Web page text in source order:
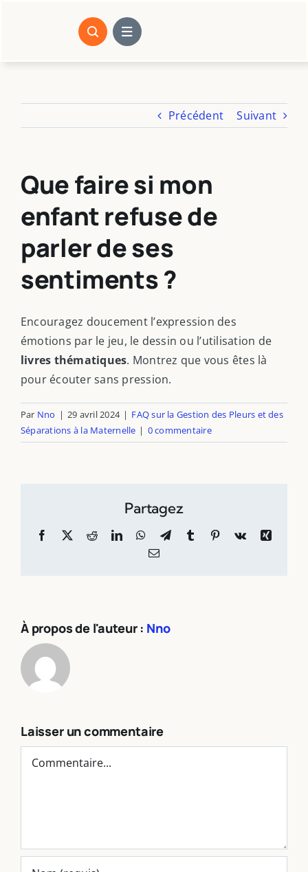
Précédent Suivant
Que faire si mon
enfant refuse de
parler de ses
sentiments ?
Encouragez doucement l’expression des
émotions par le jeu, le dessin ou l’utilisation de
livres thématiques. Montrez que vous êtes là
pour écouter sans pression.
Par Nno | 29 avril 2024 | FAQ sur la Gestion des Pleurs et des
Séparations à la Maternelle | 0 commentaire
Partagez
Facebook
X RedditLinkedInWhatsApp
TelegramTumblr Pinterest
Vk
Xing
Email
À propos de l'auteur : Nno
Laisser un commentaire
Commentaire